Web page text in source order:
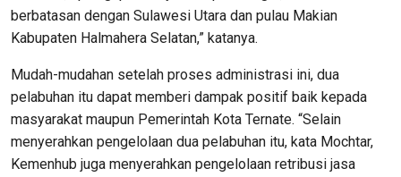
berbatasan dengan Sulawesi Utara dan pulau Makian
Kabupaten Halmahera Selatan,” katanya.
Mudah-mudahan setelah proses administrasi ini, dua
pelabuhan itu dapat memberi dampak positif baik kepada
masyarakat maupun Pemerintah Kota Ternate. “Selain
menyerahkan pengelolaan dua pelabuhan itu, kata Mochtar,
Kemenhub juga menyerahkan pengelolaan retribusi jasa